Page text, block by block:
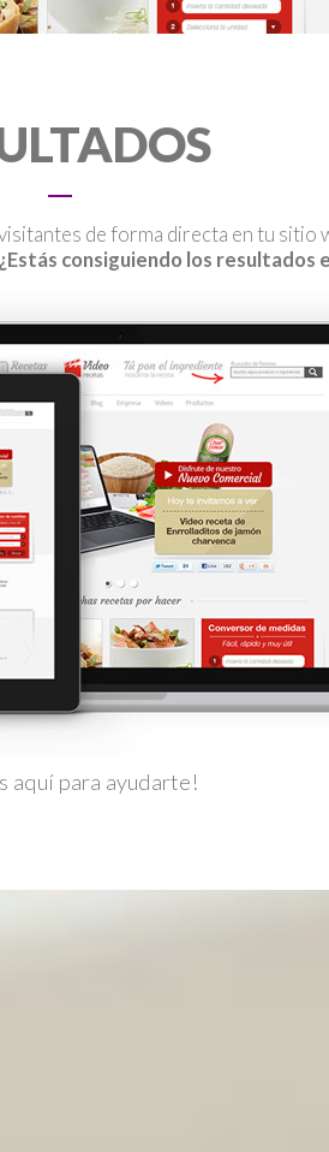
de forma directa en tu sitio
¿Estás consiguiendo los resultados
aquí para ayudarte!